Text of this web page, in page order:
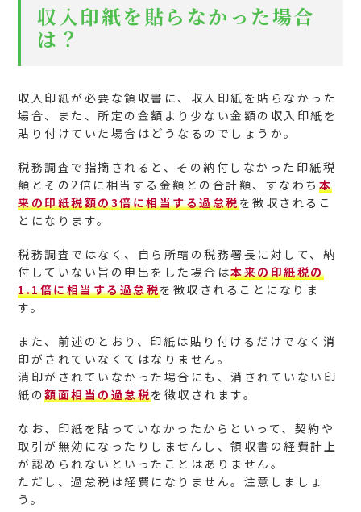
収入印紙を貼らなかった場合
は？
収入印紙が必要な領収書に、収入印紙を貼らなかった
場合、また、所定の金額より少ない金額の収入印紙を
貼り付けていた場合はどうなるのでしょうか。
税務調査で指摘されると、その納付しなかった印紙税
額とその2倍に相当する金額との合計額、すなわち 本
来の印紙税額の3倍に相当する過怠税を徴収されるこ
とになります。
税務調査ではなく、自ら所轄の税務署長に対して、納
付していない旨の申出をした場合は本来の印紙税の
1.1倍に相当する過怠税を徴収されることになりま
す。
また、前述のとおり、印紙は貼り付けるだけでなく消
印がされていなくてはなりません。
消印がされていなかった場合にも、消されていない印
紙の額面相当の過怠税を徴収されます。
なお、印紙を貼っていなかったからといって、契約や
取引が無効になったりしませんし、領収書の経費計上
が認められないといったことはありません。
ただし、過怠税は経費になりません。注意しましょ
う。